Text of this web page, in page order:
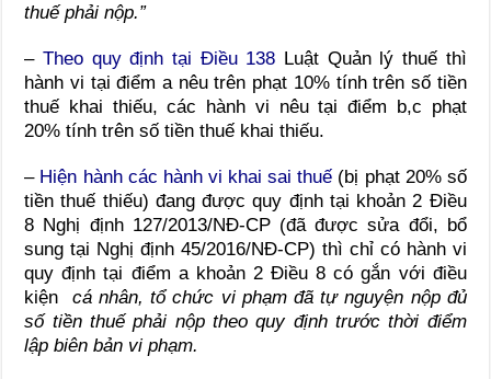
thuế phải nộp.”
– Theo quy định tại Điều 138 Luật Quản lý thuế thì
hành vi tại điểm a nêu trên phạt 10% tính trên số tiền
thuế khai thiếu, các hành vi nêu tại điểm b,c phạt
20% tính trên số tiền thuế khai thiếu.
– Hiện hành các hành vi khai sai thuế (bị phạt 20% số
tiền thuế thiếu) đang được quy định tại khoản 2 Điều
8 Nghị định 127/2013/NĐ-CP (đã được sửa đổi, bổ
sung tại Nghị định 45/2016/NĐ-CP) thì chỉ có hành vi
quy định tại điểm a khoản 2 Điều 8 có gắn với điều
kiện
cá nhân, tổ chức vi phạm đã tự nguyện nộp đủ
số tiền thuế phải nộp theo quy định trước thời điểm
lập biên bản vi phạm.